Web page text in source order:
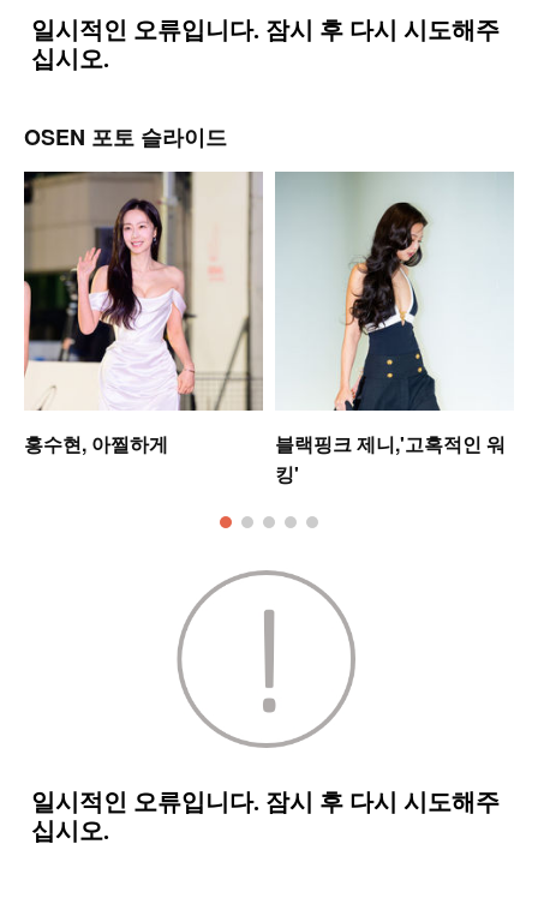
OSEN 포토 슬라이드
홍수현, 아찔하게
블랙핑크 제니,'고혹적인 워
킹'